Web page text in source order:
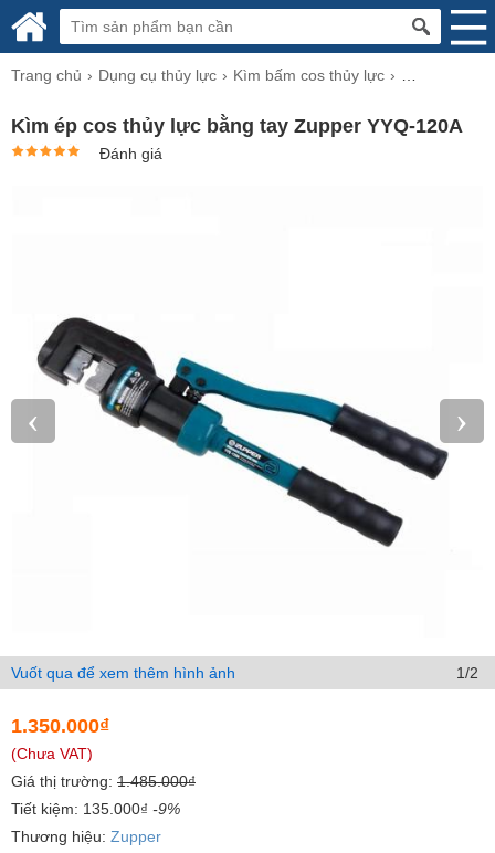
Trang chủ Dụng cụ thủy lực Kìm bấm cos thủy lực
Kìm ép cos thủy lực bằng tay Zupper YYQ-120A
Đánh giá
‹ ›
Vuốt qua để xem thêm hình ảnh 1/2
1.350.000₫
(Chưa VAT)
Giá thị trường: 1.485.000₫
Tiết kiệm: 135.000₫ -9%
Thương hiệu: Zupper